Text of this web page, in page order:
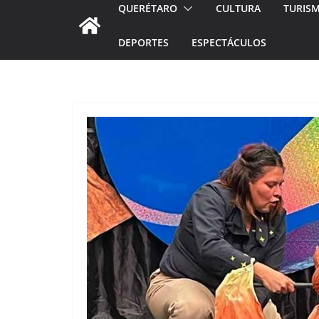
QUERÉTARO CULTURA
DEPORTES ESPECTÁCULOS